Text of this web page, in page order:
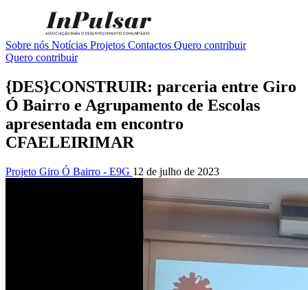
Sobre nós Notícias Projetos Contactos Quero contribuir
Quero contribuir
{DES}CONSTRUIR: parceria entre Giro
Ó Bairro e Agrupamento de Escolas
apresentada em encontro
CFAELEIRIMAR
Projeto Giro Ó Bairro - E9G 12 de julho de 2023